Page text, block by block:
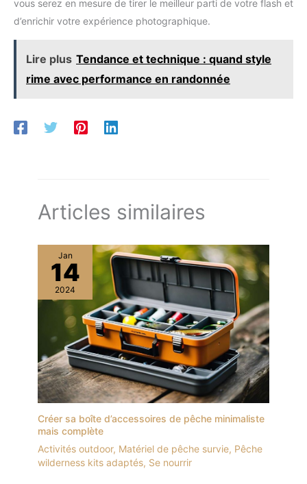
vous serez en mesure de tirer le meilleur parti de votre flash et
d’enrichir votre expérience photographique.
Lire plus Tendance et technique : quand style
rime avec performance en randonnée
Articles similaires
Jan
14
2024
Créer sa boîte d’accessoires de pêche minimaliste
mais complète
Activités outdoor, Matériel de pêche survie, Pêche
wilderness kits adaptés, Se nourrir